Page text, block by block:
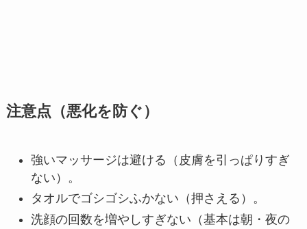
注意点（悪化を防ぐ）
強いマッサージは避ける（皮膚を引っぱりすぎ
ない）。
タオルでゴシゴシふかない（押さえる）。
洗顔の回数を増やしすぎない（基本は朝・夜の